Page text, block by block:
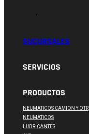
SUCURSALES
SERVICIOS
PRODUCTOS
NEUMATICOS CAMION Y OTR
NEUMATICOS
LUBRICANTES